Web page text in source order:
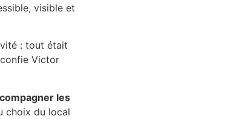
visible et
: tout était
Victor
les
choix du local